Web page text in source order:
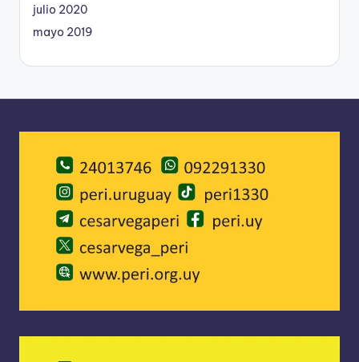
julio 2020
mayo 2019